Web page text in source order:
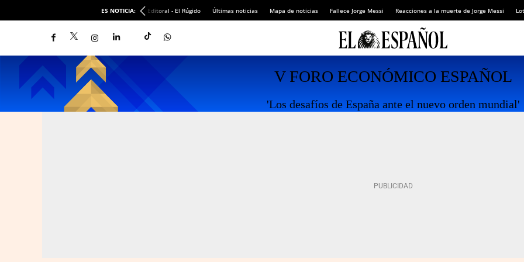
ES NOTICIA: Editoral - El Rúgido Últimas noticias Mapa de noticias Fallece Jorge Messi Reacciones a la muerte de Jorge Messi
V FORO ECONÓMICO ESPAÑOL
'Los desafíos de España ante el nuevo orden mundial'